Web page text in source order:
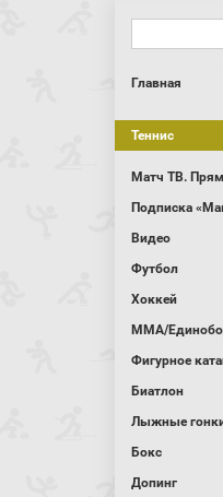
Главная
Теннис
Матч ТВ.
Подписка
Видео
Футбол
Хоккей
MMA/
Фигурное
Биатлон
Лыжные
Бокс
Допинг